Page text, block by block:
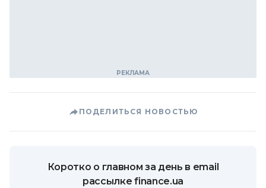
ПОДЕЛИТЬСЯ НОВОСТЬЮ
Коротко о главном за день в email
рассылке finance.ua